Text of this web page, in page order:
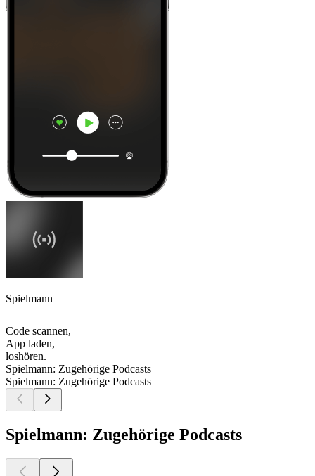
Spielmann
Code scannen,
App laden,
loshören.
Spielmann: Zugehörige Podcasts
Spielmann: Zugehörige Podcasts
Spielmann: Zugehörige Podcasts